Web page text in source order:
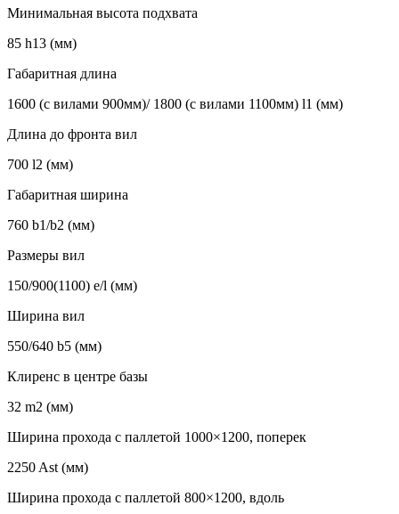
Минимальная высота подхвата
85 h13 (мм)
Габаритная длина
1600 (с вилами 900мм)/ 1800 (с вилами 1100мм) l1 (мм)
Длина до фронта вил
700 l2 (мм)
Габаритная ширина
760 b1/b2 (мм)
Размеры вил
150/900(1100) e/l (мм)
Ширина вил
550/640 b5 (мм)
Клиренс в центре базы
32 m2 (мм)
Ширина прохода с паллетой 1000×1200, поперек
2250 Ast (мм)
Ширина прохода с паллетой 800×1200, вдоль